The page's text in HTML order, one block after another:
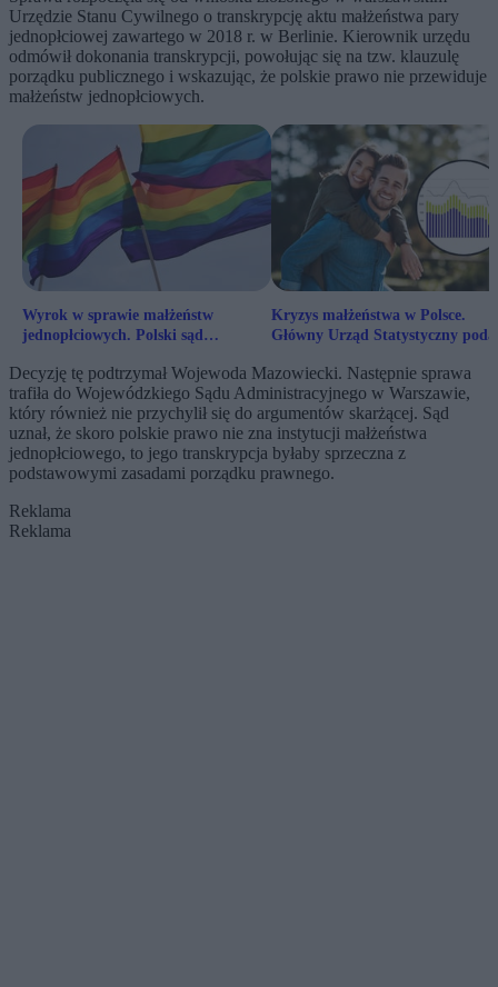
Urzędzie Stanu Cywilnego o transkrypcję aktu małżeństwa pary
jednopłciowej zawartego w 2018 r. w Berlinie. Kierownik urzędu
odmówił dokonania transkrypcji, powołując się na tzw. klauzulę
porządku publicznego i wskazując, że polskie prawo nie przewiduje
małżeństw jednopłciowych.
Wyrok w sprawie małżeństw
jednopłciowych. Polski sąd
Kryzys małżeństwa w Polsce.
Główny Urząd Statystyczny
Decyzję tę podtrzymał Wojewoda Mazowiecki. Następnie sprawa
trafiła do Wojewódzkiego Sądu Administracyjnego w Warszawie,
który również nie przychylił się do argumentów skarżącej. Sąd
uznał, że skoro polskie prawo nie zna instytucji małżeństwa
jednopłciowego, to jego transkrypcja byłaby sprzeczna z
podstawowymi zasadami porządku prawnego.
Reklama
Reklama